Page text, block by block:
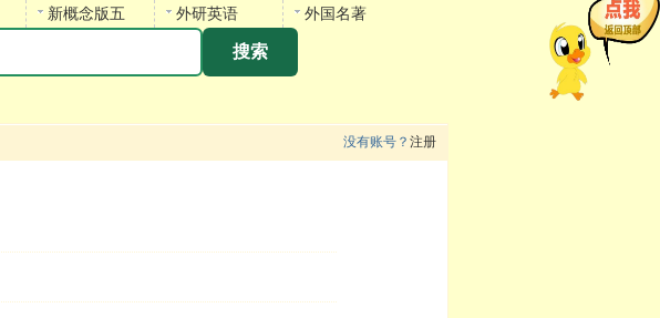
新概念版五 外研英语 外国名著
搜索
没有账号？ 注册